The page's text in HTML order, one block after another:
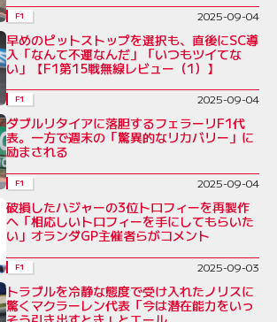
F1 2025-09-04
早めのピットストップを選択も、直後にSC導
入「なんて不運なんだ」「いつもツイてな
い」【F1第15戦無線レビュー（1）】
F1 2025-09-04
ダブルリタイアに落胆するフェラーリF1代
表。一方で週末の「驚異的なリカバリー」に
励まされる
F1 2025-09-04
破損したハジャーの3位トロフィーを再製作
へ「相応しいトロフィーを手にしてもらいた
い」オランダGP主催者らがコメント
F1 2025-09-03
トラブルを冷静な態度で受け入れたノリスに
驚くマクラーレン代表「今は潜在能力をいっ